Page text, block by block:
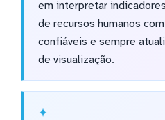
em interpretar
de recursos humanos
confiáveis e sempre
de visualização.